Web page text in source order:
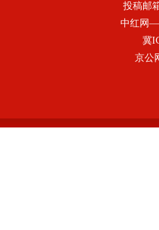
投稿邮
中红网—
冀
京公